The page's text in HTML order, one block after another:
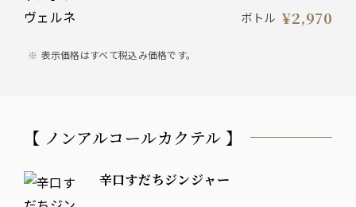
ボトル ¥2,970
表示価格はすべて税込み価格です。
【 ノンアルコールカクテル 】
辛口すだちジンジャー